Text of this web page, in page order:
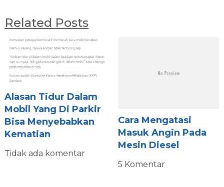
Related Posts
Alasan Tidur Dalam
Mobil Yang Di Parkir
Bisa Menyebabkan
Kematian
Tidak ada komentar
Cara Mengatasi
Masuk Angin Pada
Mesin Diesel
5 Komentar